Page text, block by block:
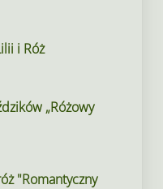
i Róż
„Różowy
"Romantyczny